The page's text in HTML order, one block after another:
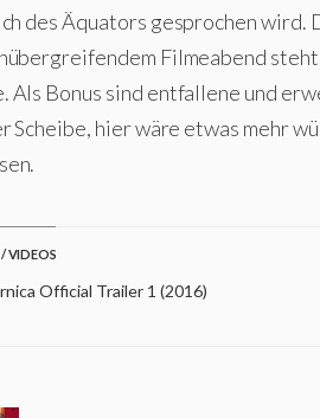
des Äquators gesprochen wird.
Filmeabend steht
Als Bonus sind entfallene und
Scheibe, hier wäre etwas mehr
/ VIDEOS
Official Trailer 1 (2016)